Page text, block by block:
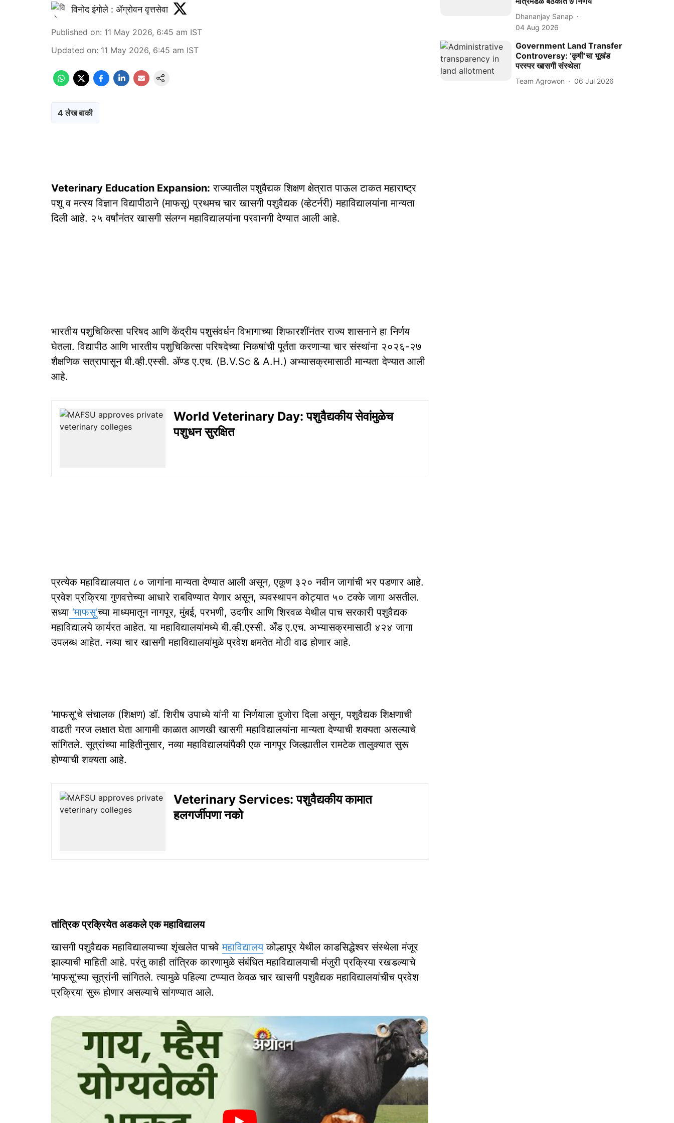
विनोद इंगोले : ॲग्रोवन वृत्तसेवा
Published on: 11 May 2026, 6:45 am IST
Updated on: 11 May 2026, 6:45 am IST
4 लेख बाकी
Veterinary Education Expansion: राज्यातील पशुवैद्यक शिक्षण क्षेत्रात पाऊल टाकत महाराष्ट्र
पशू व मत्स्य विज्ञान विद्यापीठाने (माफसू) प्रथमच चार खासगी पशुवैद्यक (व्हेटर्नरी) महाविद्यालयांना मान्यता
दिली आहे. २५ वर्षांनंतर खासगी संलग्न महाविद्यालयांना परवानगी देण्यात आली आहे.
भारतीय पशुचिकित्सा परिषद आणि केंद्रीय पशुसंवर्धन विभागाच्या शिफारशींनंतर राज्य शासनाने हा निर्णय
घेतला. विद्यापीठ आणि भारतीय पशुचिकित्सा परिषदेच्या निकषांची पूर्तता करणाऱ्या चार संस्थांना २०२६-२७
शैक्षणिक सत्रापासून बी.व्ही.एस्सी. ॲण्ड ए.एच. (B.V.Sc & A.H.) अभ्यासक्रमासाठी मान्यता देण्यात आली
आहे.
World Veterinary Day: पशुवैद्यकीय सेवांमुळेच
पशुधन सुरक्षित
प्रत्येक महाविद्यालयात ८० जागांना मान्यता देण्यात आली असून, एकूण ३२० नवीन जागांची भर पडणार आहे.
प्रवेश प्रक्रिया गुणवत्तेच्या आधारे राबविण्यात येणार असून, व्यवस्थापन कोट्यात ५० टक्के जागा असतील.
सध्या ‘माफसू’च्या माध्यमातून नागपूर, मुंबई, परभणी, उदगीर आणि शिरवळ येथील पाच सरकारी पशुवैद्यक
महाविद्यालये कार्यरत आहेत. या महाविद्यालयांमध्ये बी.व्ही.एस्सी. अँड ए.एच. अभ्यासक्रमासाठी ४२४ जागा
उपलब्ध आहेत. नव्या चार खासगी महाविद्यालयांमुळे प्रवेश क्षमतेत मोठी वाढ होणार आहे.
‘माफसू’चे संचालक (शिक्षण) डॉ. शिरीष उपाध्ये यांनी या निर्णयाला दुजोरा दिला असून, पशुवैद्यक शिक्षणाची
वाढती गरज लक्षात घेता आगामी काळात आणखी खासगी महाविद्यालयांना मान्यता देण्याची शक्यता असल्याचे
सांगितले. सूत्रांच्या माहितीनुसार, नव्या महाविद्यालयांपैकी एक नागपूर जिल्ह्यातील रामटेक तालुक्यात सुरू
होण्याची शक्यता आहे.
Veterinary Services: पशुवैद्यकीय कामात
हलगर्जीपणा नको
तांत्रिक प्रक्रियेत अडकले एक महाविद्यालय
खासगी पशुवैद्यक महाविद्यालयाच्या शृंखलेत पाचवेमहाविद्यालयकोल्हापूर येथील काडसिद्धेश्वर संस्थेला मंजूर
झाल्याची माहिती आहे. परंतु काही तांत्रिक कारणामुळे संबंधित महाविद्यालयाची मंजुरी प्रक्रिया रखडल्याचे
‘माफसू’च्या सूत्रांनी सांगितले. त्यामुळे पहिल्या टप्प्यात केवळ चार खासगी पशुवैद्यक महाविद्यालयांचीच प्रवेश
प्रक्रिया सुरू होणार असल्याचे सांगण्यात आले.
Dhananjay Sanap
04 Aug 2026
Government Land Transfer
Controversy: ‘कृषी’चा भूखंड
परस्पर खासगी संस्थेला
Team Agrowon 06 Jul 2026